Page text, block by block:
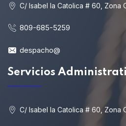
C/ Isabel la Catolica # 60, Zona
809-685-5259
despacho@
Servicios
C/ Isabel la Catolica # 60, Zona